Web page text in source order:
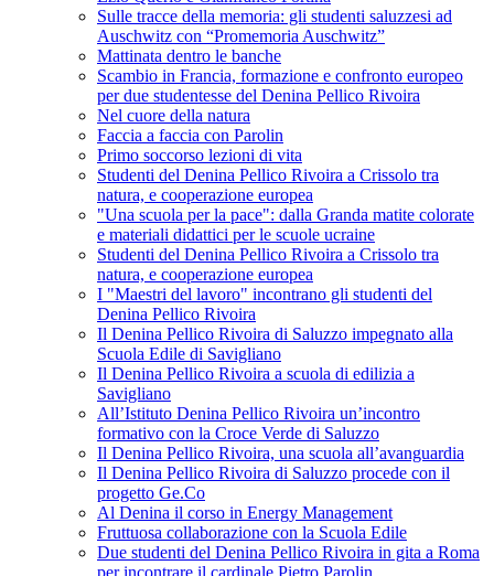
Sulle tracce della memoria: gli studenti saluzzesi ad
Auschwitz con “Promemoria Auschwitz”
Mattinata dentro le banche
Scambio in Francia, formazione e confronto europeo
per due studentesse del Denina Pellico Rivoira
Nel cuore della natura
Faccia a faccia con Parolin
Primo soccorso lezioni di vita
Studenti del Denina Pellico Rivoira a Crissolo tra
natura, e cooperazione europea
"Una scuola per la pace": dalla Granda matite colorate
e materiali didattici per le scuole ucraine
Studenti del Denina Pellico Rivoira a Crissolo tra
natura, e cooperazione europea
I "Maestri del lavoro" incontrano gli studenti del
Denina Pellico Rivoira
Il Denina Pellico Rivoira di Saluzzo impegnato alla
Scuola Edile di Savigliano
Il Denina Pellico Rivoira a scuola di edilizia a
Savigliano
All’Istituto Denina Pellico Rivoira un’incontro
formativo con la Croce Verde di Saluzzo
Il Denina Pellico Rivoira, una scuola all’avanguardia
Il Denina Pellico Rivoira di Saluzzo procede con il
progetto Ge.Co
Al Denina il corso in Energy Management
Fruttuosa collaborazione con la Scuola Edile
Due studenti del Denina Pellico Rivoira in gita a Roma